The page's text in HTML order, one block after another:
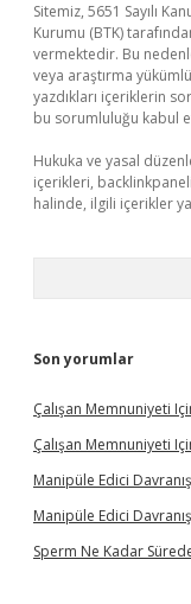
Sitemiz, 5651 Sayılı
Kurumu (BTK)
vermektedir. Bu
veya araştırma
yazdıkları içeriklerin
bu sorumluluğu kabul
Hukuka ve yasal
içerikleri,
halinde, ilgili içerikler
Son yorumlar
Çalışan Memnuniyeti
Çalışan Memnuniyeti
Manipüle Edici
Manipüle Edici
Sperm Ne Kadar